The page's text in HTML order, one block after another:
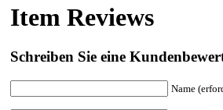
Item Reviews
Schreiben Sie eine
Name